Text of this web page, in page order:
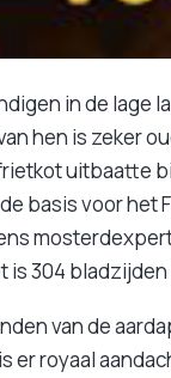
in de lage
hen is zeker
uitbaatte
basis voor het
is 304
van de
er royaal